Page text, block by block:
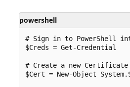
powershell
# Sign in to PowerShell
$Creds = Get-Credential
# Create a new
$Cert = New-Object